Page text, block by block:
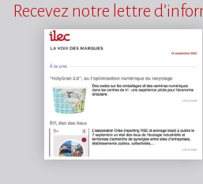
Recevez notre lettre